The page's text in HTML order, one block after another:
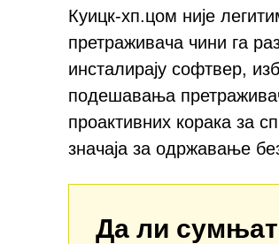
Куицк-хп.цом није
претраживача чини га
инсталирају софтвер,
подешавања
проактивних корака за
значаја за одржавање
Да ли